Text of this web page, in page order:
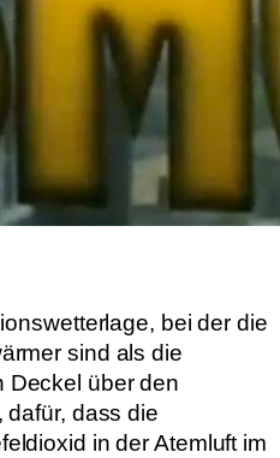
bei der die
sind als die
Deckel über den
dafür, dass die
in der Atemluft im